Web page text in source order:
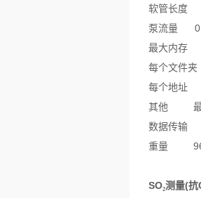
软管长度
泵流量
最大内存
每个文件夹
每个地址
其他
数据传输
重量
SO₂测量(抗